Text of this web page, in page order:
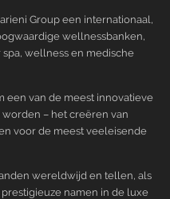
Group een internationaal,
wellnessbanken,
wellness en medische
een van de meest innovatieve
– het creëren van
voor de meest veeleisende
wereldwijd en tellen, als
namen in de luxe